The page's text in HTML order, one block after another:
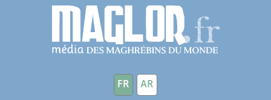
Aller au contenu principal
FR AR
Panneau de gestion des cookies